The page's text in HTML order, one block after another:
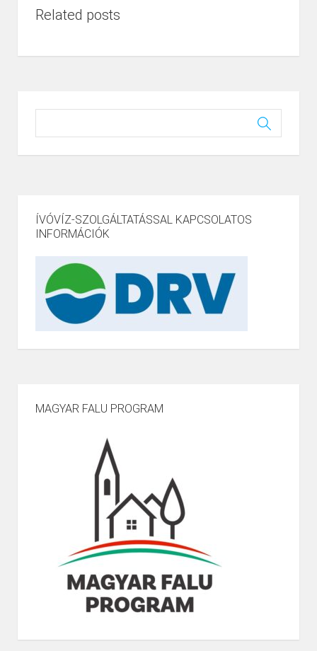
Related posts
ÍVÓVÍZ-SZOLGÁLTATÁSSAL KAPCSOLATOS
INFORMÁCIÓK
MAGYAR FALU PROGRAM